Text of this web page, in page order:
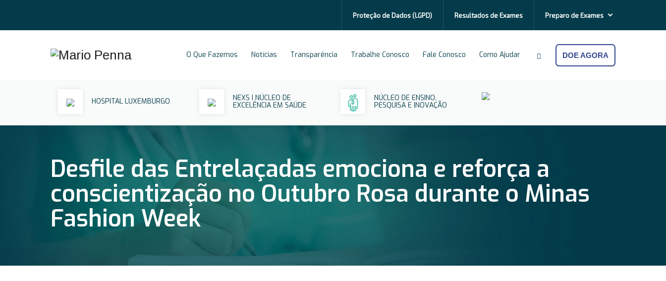
Proteção de Dados(LGPD) Resultados deExames Preparo deExames
DOE AGORA
O Que Fazemos Notícias Transparência Trabalhe Conosco Fale Conosco Como Ajudar
HOSPITAL LUXEMBURGO NEXS I NÚCLEO DE
EXCELÊNCIA EM SAÚDE
NÚCLEO DE ENSINO,
PESQUISA E INOVAÇÃO
Desfile das Entrelaçadas emociona e reforça a
conscientização no Outubro Rosa durante o Minas
Fashion Week